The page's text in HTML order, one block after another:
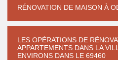
RÉNOVATION DE MAISON À
LES OPÉRATIONS DE
APPARTEMENTS DANS LA
ENVIRONS DANS LE 69460